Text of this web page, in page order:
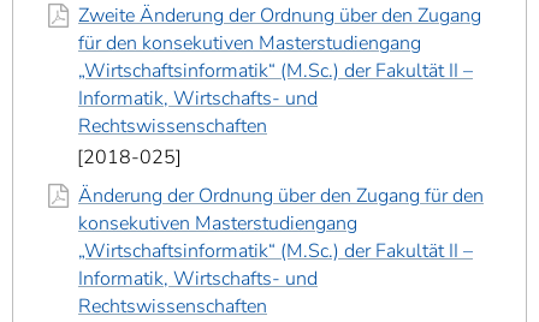
Zweite Änderung der Ordnung über den Zugang
für den konsekutiven Masterstudiengang
„Wirtschaftsinformatik“ (M.Sc.) der Fakultät II –
Informatik, Wirtschafts- und
Rechtswissenschaften
2018-025
Änderung der Ordnung über den Zugang für den
konsekutiven Masterstudiengang
„Wirtschaftsinformatik“ (M.Sc.) der Fakultät II –
Informatik, Wirtschafts- und
Rechtswissenschaften